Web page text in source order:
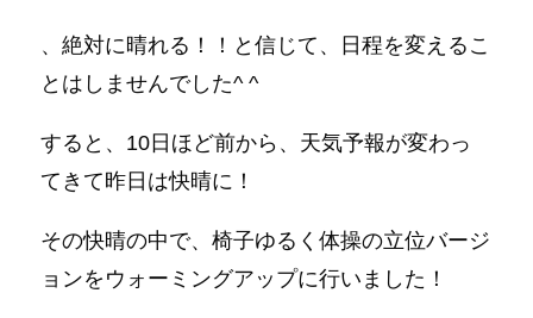
、絶対に晴れる！！と信じて、日程を変えるこ
とはしませんでした^ ^
すると、10日ほど前から、天気予報が変わっ
てきて昨日は快晴に！
その快晴の中で、椅子ゆるく体操の立位バージ
ョンをウォーミングアップに行いました！